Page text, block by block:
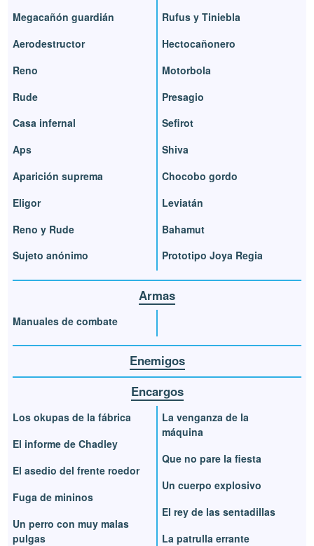
Megacañón guardián
Aerodestructor
Reno
Rude
Casa infernal
Aps
Aparición suprema
Eligor
Reno y Rude
Sujeto anónimo
Rufus y Tiniebla
Hectocañonero
Motorbola
Presagio
Sefirot
Shiva
Chocobo gordo
Leviatán
Bahamut
Prototipo Joya Regia
Armas
Manuales de combate
Enemigos
Encargos
Los okupas de la fábrica
El informe de Chadley
El asedio del frente roedor
Fuga de mininos
Un perro con muy malas
pulgas
La venganza de la
máquina
Que no pare la fiesta
Un cuerpo explosivo
El rey de las sentadillas
La patrulla errante